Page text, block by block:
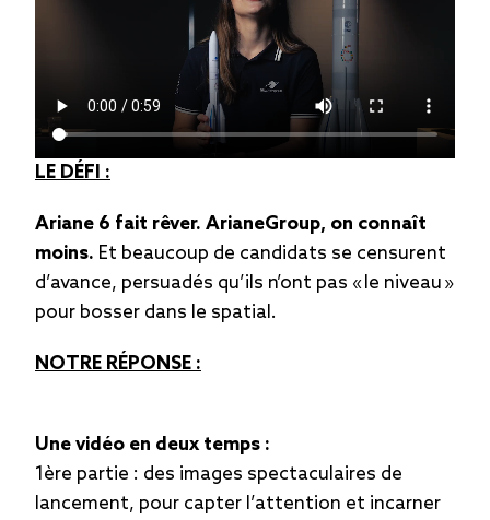
LE DÉFI :
Ariane 6 fait rêver. ArianeGroup, on connaît
moins. Et beaucoup de candidats se censurent
d’avance, persuadés qu’ils n’ont pas « le niveau »
pour bosser dans le spatial.
NOTRE RÉPONSE :
Une vidéo en deux temps :
1ère partie : des images spectaculaires de
lancement, pour capter l’attention et incarner